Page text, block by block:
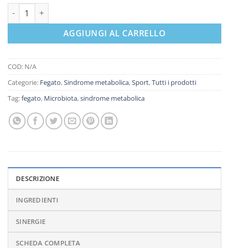
Berberis capsule e fitofermentato quantità
AGGIUNGI AL CARRELLO
COD: N/A
Categorie: Fegato,Sindrome metabolica,Sport,Tutti i prodotti
Tag:fegato, Microbiota,sindrome metabolica
DESCRIZIONE
INGREDIENTI
SINERGIE
SCHEDA COMPLETA